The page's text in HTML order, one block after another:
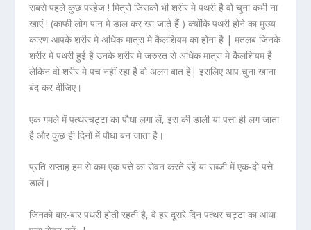
सबसे पहले कुछ परहेज ! मित्रो जिसको भी शरीर मे पथरी है वो चुना कभी ना
खाएं ! (काफी लोग पान मे डाल कर खा जाते हैं ) क्योंकि पथरी होने का मुख्य
कारण आपके शरीर मे अधिक मात्रा मे कैलशियम का होना है | मतलब जिनके
शरीर मे पथरी हुई है उनके शरीर मे जरुरत से अधिक मात्रा मे कैलशियम है
लेकिन वो शरीर मे पच नहीं रहा है वो अलग बात हे| इसलिए आप चुना खाना
बंद कर दीजिए।
एक गमले में पत्थरचट्टा का पौधा लगा लें, इस की डाली या पत्ता ही लग जाता
है और कुछ ही दिनों में पौधा बन जाता है।
प्रति सप्ताह हम से कम एक पत्ते का सेवन करते रहें या सब्जी में एक-दो पत्ते
डालें।
जिनको बार-बार पथरी होती रहती है, वे हर दूसरे दिन पत्थर चट्टा का आधा